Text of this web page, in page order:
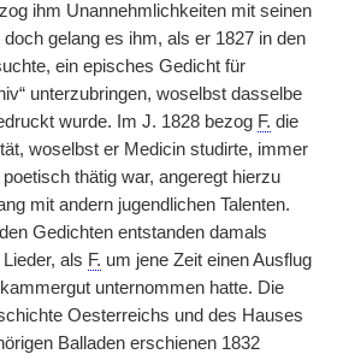
ihm Unannehmlichkeiten mit seinen
gelang es ihm, als er 1827 in den
ein episches Gedicht für
unterzubringen, woselbst dasselbe
wurde. Im J. 1828 bezog F. die
woselbst er Medicin studirte, immer
thätig war, angeregt hierzu
mit andern jugendlichen Talenten.
Gedichten entstanden damals
als F. um jene Zeit einen Ausflug
unternommen hatte. Die
Oesterreichs und des Hauses
Balladen erschienen 1832